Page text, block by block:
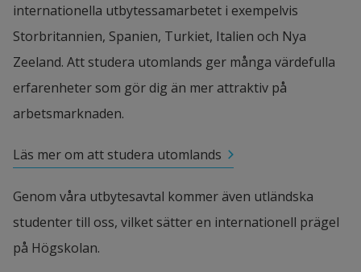
internationella utbytessamarbetet i exempelvis
Storbritannien, Spanien, Turkiet, Italien och Nya
Zeeland. Att studera utomlands ger många värdefulla
erfarenheter som gör dig än mer attraktiv på
arbetsmarknaden.
Läs mer om att studera utomlands
Genom våra utbytesavtal kommer även utländska
studenter till oss, vilket sätter en internationell prägel
på Högskolan.